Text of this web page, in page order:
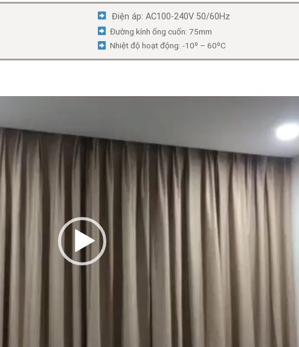
Điện áp: AC100-240V 50/60Hz
Đường kính ống cuốn: 75mm
Nhiệt độ hoạt động: -10º – 60ºC